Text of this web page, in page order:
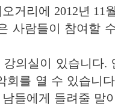
거리에 2012년 11
사람들이 참여할
의실이 있습니다.
회를 열 수 있습니
들에게 들려줄 말